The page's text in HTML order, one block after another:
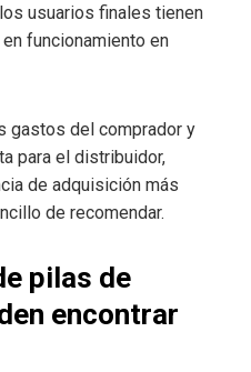
usuarios finales tienen
funcionamiento en
gastos del comprador y
para el distribuidor,
de adquisición más
de recomendar.
pilas de
encontrar